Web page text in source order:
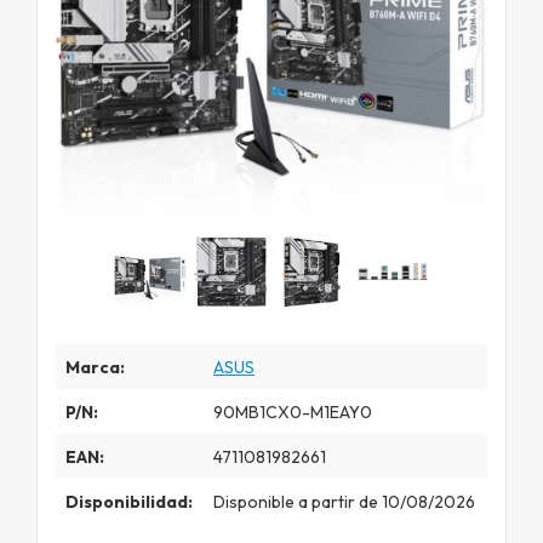
Marca: ASUS
P/N: 90MB1CX0-M1EAY0
EAN: 4711081982661
Disponibilidad: Disponible a partir de 10/08/2026